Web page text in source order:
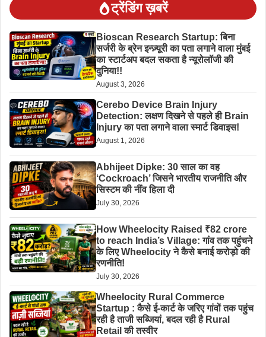
ट्रेंडिंग ख़बरें
Bioscan Research Startup: बिना
सर्जरी के ब्रेन इन्ज़्यूरी का पता लगाने वाला मुंबई
का स्टार्टअप बदल सकता है न्यूरोलॉजी की
दुनिया!!
August 3, 2026
Cerebo Device Brain Injury
Detection: लक्षण दिखने से पहले ही Brain
Injury का पता लगाने वाला स्मार्ट डिवाइस!
August 1, 2026
Abhijeet Dipke: 30 साल का वह
‘Cockroach’ जिसने भारतीय राजनीति और
सिस्टम की नींव हिला दी
July 30, 2026
How Wheelocity Raised ₹82 crore
to reach India’s Village: गांव तक पहुंचने
के लिए Wheelocity ने कैसे बनाई करोड़ो की
रणनीति!
July 30, 2026
Wheelocity Rural Commerce
Startup : कैसे ई-कार्ट के जरिए गांवों तक पहुंच
रही है ताजी सब्जियां, बदल रही है Rural
Retail की तस्वीर